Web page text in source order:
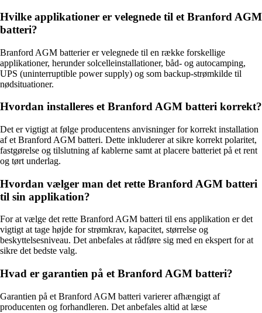
Hvilke applikationer er velegnede til et Branford AGM
batteri?
Branford AGM batterier er velegnede til en række forskellige
applikationer, herunder solcelleinstallationer, båd- og autocamping,
UPS (uninterruptible power supply) og som backup-strømkilde til
nødsituationer.
Hvordan installeres et Branford AGM batteri korrekt?
Det er vigtigt at følge producentens anvisninger for korrekt installation
af et Branford AGM batteri. Dette inkluderer at sikre korrekt polaritet,
fastgørelse og tilslutning af kablerne samt at placere batteriet på et rent
og tørt underlag.
Hvordan vælger man det rette Branford AGM batteri
til sin applikation?
For at vælge det rette Branford AGM batteri til ens applikation er det
vigtigt at tage højde for strømkrav, kapacitet, størrelse og
beskyttelsesniveau. Det anbefales at rådføre sig med en ekspert for at
sikre det bedste valg.
Hvad er garantien på et Branford AGM batteri?
Garantien på et Branford AGM batteri varierer afhængigt af
producenten og forhandleren. Det anbefales altid at læse